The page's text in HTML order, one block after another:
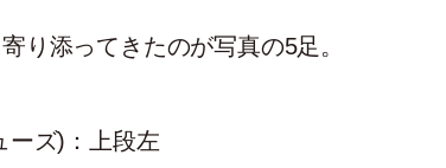
り添ってきたのが写真の5足。
ーズ)：上段左